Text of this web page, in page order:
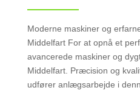
Moderne maskiner og
Middelfart For at opnå et
avancerede maskiner og
Middelfart. Præcision og
udfører anlægsarbejde i